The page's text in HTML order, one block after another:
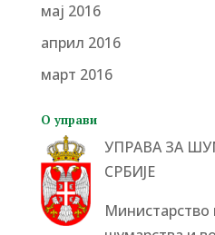
мај 2016
април 2016
март 2016
О управи
УПРАВА ЗА
СРБИЈЕ